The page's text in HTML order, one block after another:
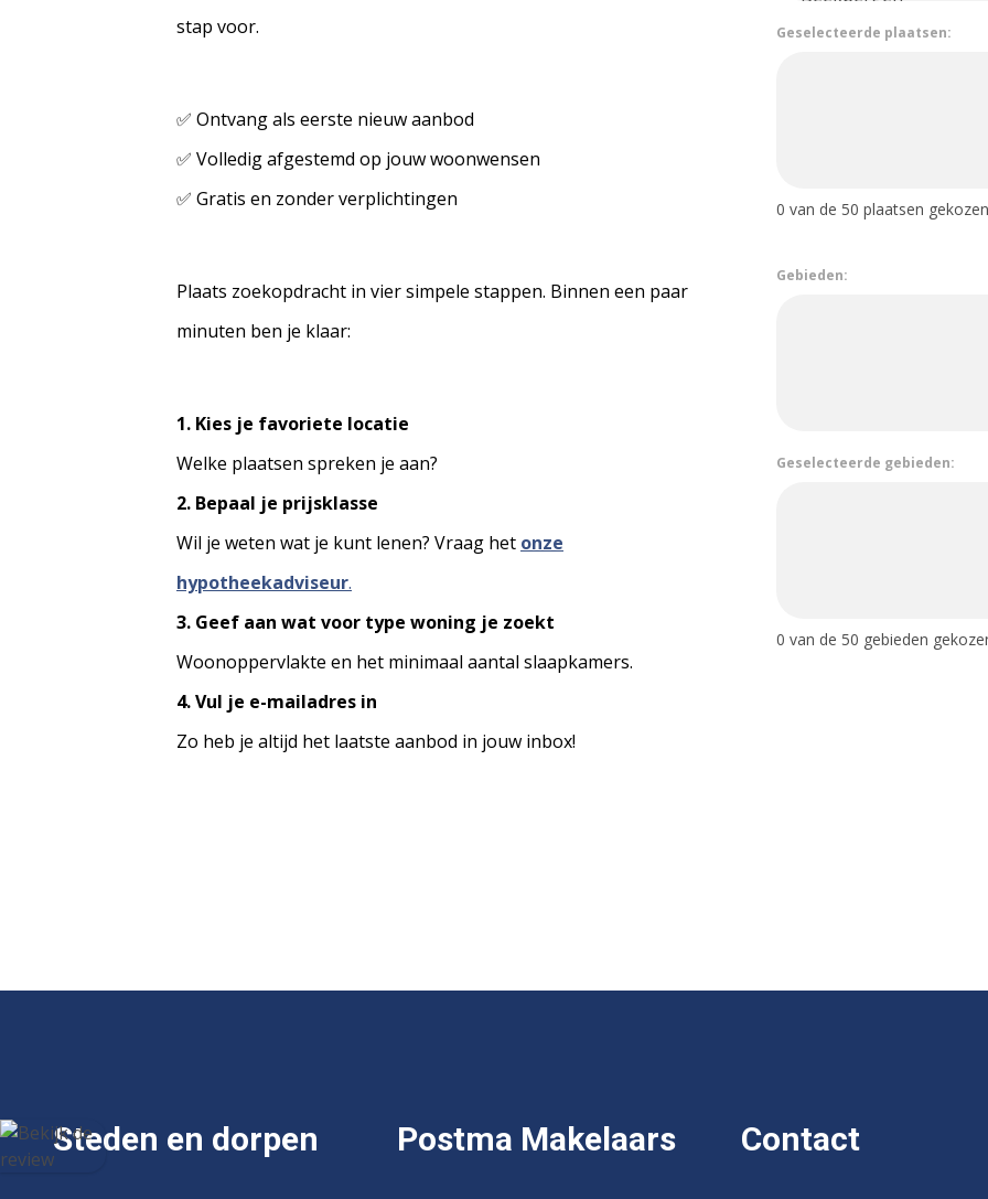
stap voor.
✅ Ontvang als eerste nieuw aanbod
✅ Volledig afgestemd op jouw woonwensen
✅ Gratis en zonder verplichtingen
Plaats zoekopdracht in vier simpele stappen. Binnen een paar
minuten ben je klaar:
1. Kies je favoriete locatie
Welke plaatsen spreken je aan?
2. Bepaal je prijsklasse
Wil je weten wat je kunt lenen? Vraag het onze
hypotheekadviseur.
3. Geef aan wat voor type woning je zoekt
Woonoppervlakte en het minimaal aantal slaapkamers.
4. Vul je e-mailadres in
Zo heb je altijd het laatste aanbod in jouw inbox!
Geselecteerde plaatsen:
0 van de 50 plaatsen
Gebieden:
Geselecteerde gebieden:
0 van de 50 gebieden
Steden en dorpen Postma Makelaars Contact